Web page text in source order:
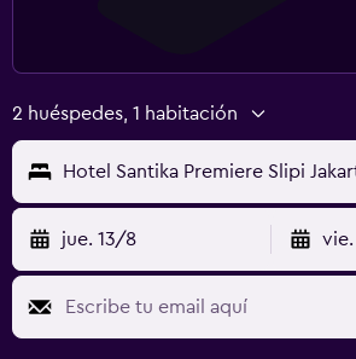
2 huéspedes, 1 habitación
Hotel Santika Premiere Slipi
jue. 13/8